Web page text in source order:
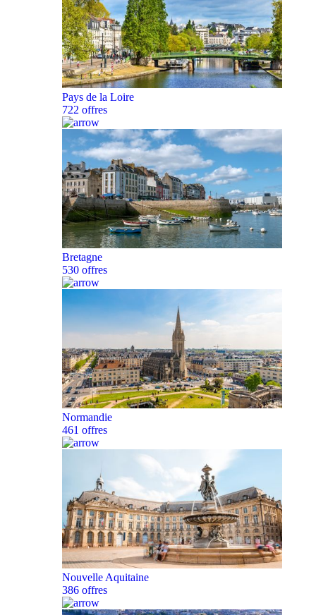
Pays de la Loire
722 offres
Bretagne
530 offres
Normandie
461 offres
Nouvelle Aquitaine
386 offres